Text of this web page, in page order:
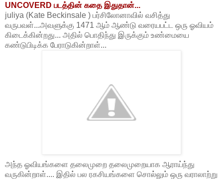
UNCOVERD படத்தின் கதை இதுதான்...
juliya (Kate Beckinsale ) பர்சிலோனாவில் வசித்து
வருபவள்...அவளுக்கு 1471 ஆம் ஆண்டு வரையபட்ட ஒரு ஓவியம்
கிடைக்கின்றது... அதில் பொதிந்து இருக்கும் உண்மையை
கண்டுபிடிக்க பேராடுகின்றாள்...
அந்த ஓவியங்களை தலைமுறை தலைமுறையாக ஆராய்ந்து
வருகின்றாள்.... இதில் பல ரகசியங்களை சொல்லும் ஒரு வராலாற்று